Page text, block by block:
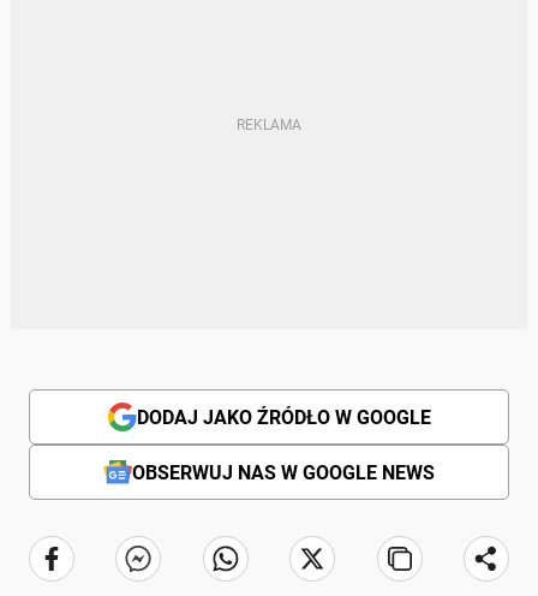
DODAJ JAKO ŹRÓDŁO W GOOGLE
OBSERWUJ NAS W GOOGLE NEWS